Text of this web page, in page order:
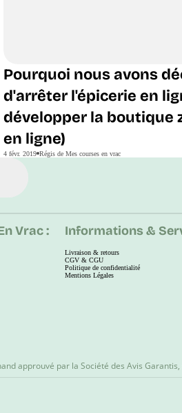
Pourquoi nous avons
d'arrêter l'épicerie en
développer la boutique
en ligne)
4 févr. 2019 Régis de Mes courses en vrac
Vrac : Informations &
Livraison & retours
CGV & CGU
Politique de confidentialité
Mentions Légales
approuvé par la Société des Avis Garantis,